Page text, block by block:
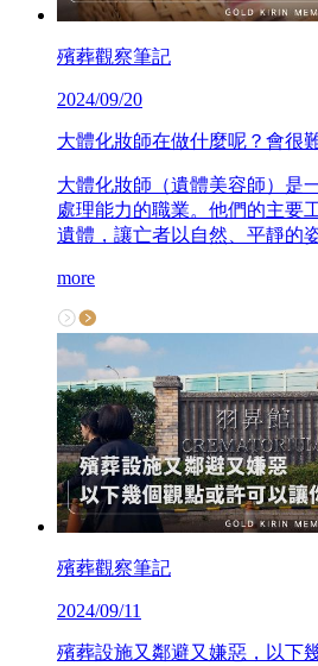
殯葬觀察筆記
2024/09/20
大體化妝師在做什麼呢？會很
大體化妝師（遺體美容師）是
處理能力的職業。他們的主要
遺體，讓亡者以自然、平靜的
more
殯葬觀察筆記
2024/09/11
殯葬設施又鄰避又嫌惡，以下